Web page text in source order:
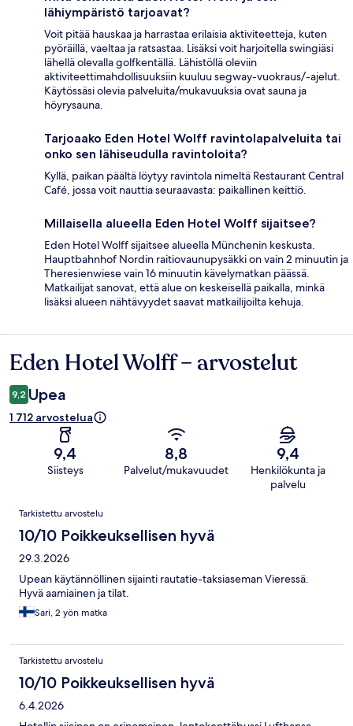
lähiympäristö tarjoavat?
Voit pitää hauskaa ja harrastaa erilaisia aktiviteetteja, kuten
pyöräillä, vaeltaa ja ratsastaa. Lisäksi voit harjoitella swingiäsi
lähellä olevalla golfkentällä. Lähistöllä oleviin
aktiviteettimahdollisuuksiin kuuluu segway-vuokraus/-ajelut.
Käytössäsi olevia palveluita/mukavuuksia ovat sauna ja
höyrysauna.
Tarjoaako Eden Hotel Wolff ravintolapalveluita tai
onko sen lähiseudulla ravintoloita?
Kyllä, paikan päältä löytyy ravintola nimeltä Restaurant Central
Café, jossa voit nauttia seuraavasta: paikallinen keittiö.
Millaisella alueella Eden Hotel Wolff sijaitsee?
Eden Hotel Wolff sijaitsee alueella Münchenin keskusta.
Hauptbahnhof Nordin raitiovaunupysäkki on vain 2 minuutin ja
Theresienwiese vain 16 minuutin kävelymatkan päässä.
Matkailijat sanovat, että alue on keskeisellä paikalla, minkä
lisäksi alueen nähtävyydet saavat matkailijoilta kehuja.
Arvostelut
Eden Hotel Wolff – arvostelut
9,2 Upea
1 712 arvostelua
9,4
Siisteys
8,8
Palvelut/mukavuudet
9,4
Henkilökunta ja
palvelu
Arvostelut
Tarkistettu arvostelu
10/10 Poikkeuksellisen hyvä
29.3.2026
Upean käytännöllinen sijainti rautatie-taksiaseman Vieressä.
Hyvä aamiainen ja tilat.
Sari, 2 yön matka
Tarkistettu arvostelu
10/10 Poikkeuksellisen hyvä
6.4.2026